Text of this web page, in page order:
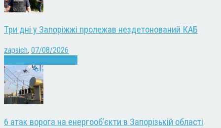
Три дні у Запоріжжі пролежав нездетонований КАБ
zapsich, 07/08/2026
6 атак ворога на енергооб’єкти в Запорізькій області